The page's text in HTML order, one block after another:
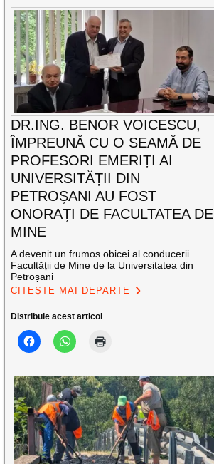
DR.ING. BENOR VOICESCU,
ÎMPREUNĂ CU O SEAMĂ DE
PROFESORI EMERIȚI AI
UNIVERSITĂȚII DIN
PETROȘANI AU FOST
ONORAȚI DE FACULTATEA DE
MINE
A devenit un frumos obicei al conducerii
Facultății de Mine de la Universitatea din
Petroșani
CITEȘTE MAI DEPARTE
Distribuie acest articol